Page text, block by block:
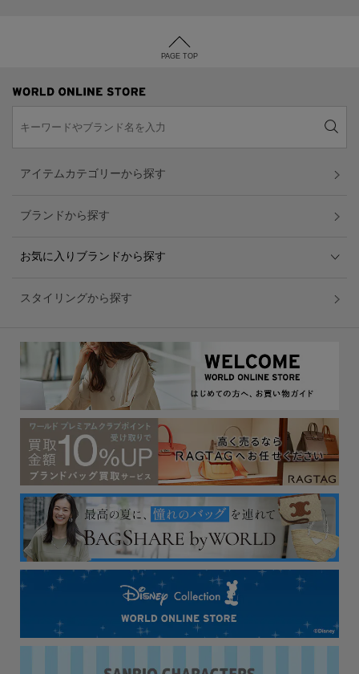
PAGE TOP
アイテムカテゴリーから探す
ブランドから探す
お気に入りブランドから探す
スタイリングから探す